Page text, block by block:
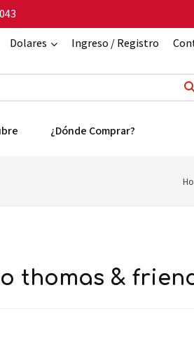
Dolares
Ingreso / Registro
¿Dónde Comprar?
thomas &